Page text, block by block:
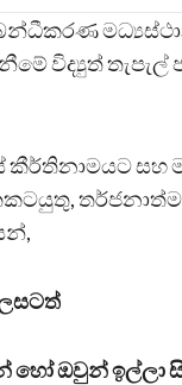
විද්‍යුත්
සහ
හෝ ඔවුන් ඉල්ලා